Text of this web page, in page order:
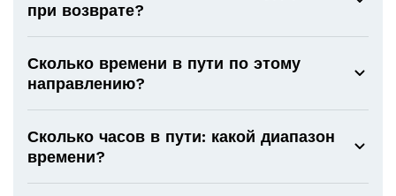
при возврате?
Сколько времени в пути по этому
направлению?
Сколько часов в пути: какой диапазон
времени?